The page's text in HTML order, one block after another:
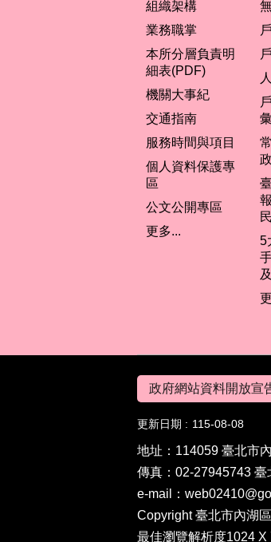
組織架構
業務職掌
本所分層負責明
細表(PDF)
機關大事紀
交通指南
服務時間與項目
個人資料保護專
區
公文公開專區
更多...
5
政府網站資料開放宣
更新日期 115-08-08
地址：114059 臺北市
傳真：02-27945743
e-mail：
Copyright 臺北市內湖
最佳瀏覽解析度1024 X